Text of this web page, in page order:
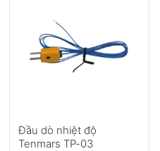
Đầu dò nhiệt độ
Tenmars TP-03